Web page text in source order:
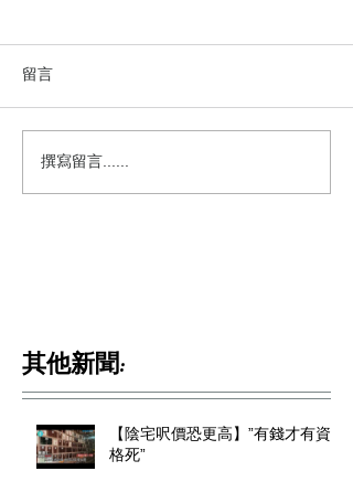
留言
撰寫留言......
其他新聞:
【陰宅呎價恐更高】”有錢才有資
格死”